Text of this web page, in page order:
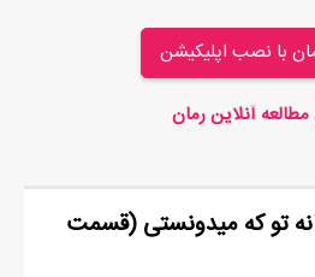
با نصب اپلیکیشن
آنلاین رمان
تو که میدونستی (قسمت